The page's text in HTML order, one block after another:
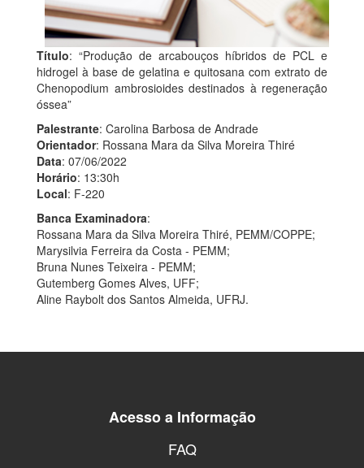
Título: “Produção de arcabouços híbridos de PCL e
hidrogel à base de gelatina e quitosana com extrato de
Chenopodium ambrosioides destinados à regeneração
óssea”
Palestrante: Carolina Barbosa de Andrade
Orientador: Rossana Mara da Silva Moreira Thiré
Data: 07/06/2022
Horário: 13:30h
Local: F-220
Banca Examinadora:
Rossana Mara da Silva Moreira Thiré, PEMM/COPPE;
Marysilvia Ferreira da Costa - PEMM;
Bruna Nunes Teixeira - PEMM;
Gutemberg Gomes Alves, UFF;
Aline Raybolt dos Santos Almeida, UFRJ.
Acesso a Informação
FAQ